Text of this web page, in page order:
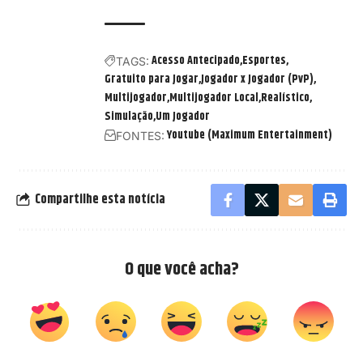
TAGS: Acesso Antecipado Esportes
Gratuito para JogarJogador x Jogador (PvP)
Multijogador Multijogador Local Realístico
Simulação Um Jogador
FONTES: Youtube (Maximum Entertainment)
Compartilhe esta notícia
O que você acha?